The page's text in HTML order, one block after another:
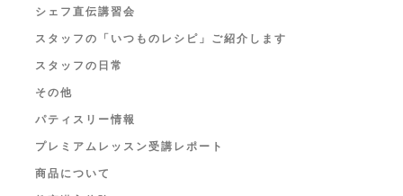
シェフ直伝講習会
スタッフの「いつものレシピ」ご紹介します
スタッフの日常
その他
パティスリー情報
プレミアムレッスン受講レポート
商品について